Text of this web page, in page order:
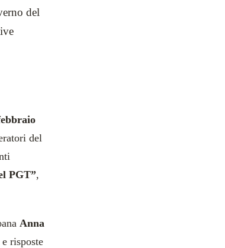
del
del
PGT”,
Anna
risposte